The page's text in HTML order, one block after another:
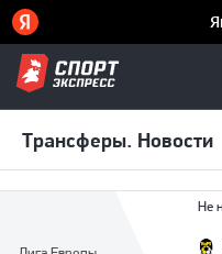
Трансферы. Новости
Не